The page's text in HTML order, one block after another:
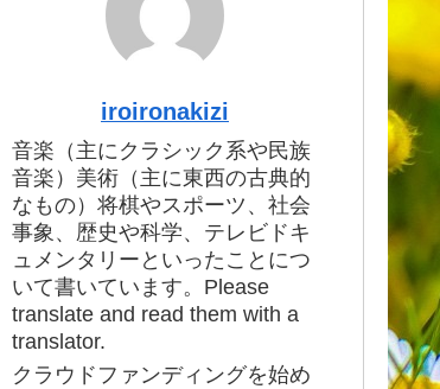
iroironakizi
音楽（主にクラシック系や民族
音楽）美術（主に東西の古典的
なもの）将棋やスポーツ、社会
事象、歴史や科学、テレビドキ
ュメンタリーといったことにつ
いて書いています。Please
translate and read them with a
translator.
クラウドファンディングを始め